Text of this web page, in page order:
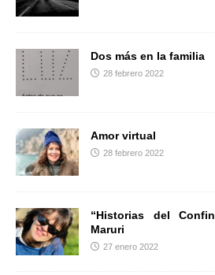
Dos más en la familia
28 febrero 2022
Amor virtual
28 febrero 2022
“Historias del
Maruri
27 enero 2022